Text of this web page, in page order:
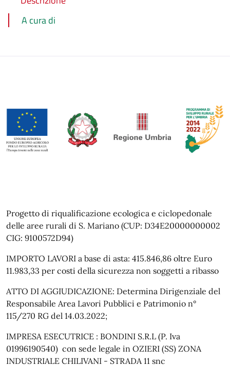
A cura di
Progetto di riqualificazione ecologica e ciclopedonale
delle aree rurali di S. Mariano (CUP: D34E20000000002
CIG: 9100572D94)
IMPORTO LAVORI a base di asta: 415.846,86 oltre Euro
11.983,33 per costi della sicurezza non soggetti a ribasso
ATTO DI AGGIUDICAZIONE: Determina Dirigenziale del
Responsabile Area Lavori Pubblici e Patrimonio n°
115/270 RG del 14.03.2022;
IMPRESA ESECUTRICE : BONDINI S.R.L (P. Iva
01996190540) con sede legale in OZIERI (SS) ZONA
INDUSTRIALE CHILIVANI - STRADA 11 snc